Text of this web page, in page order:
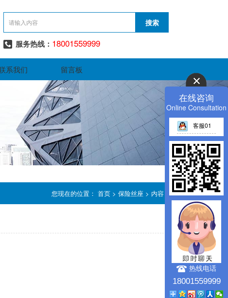
服务热线： 18001559999
系我们 留言板
您现在的位置： 首页 > 保险丝座 > 内容
在线咨询
Online Consultation
客服01
热线电话
18001559999